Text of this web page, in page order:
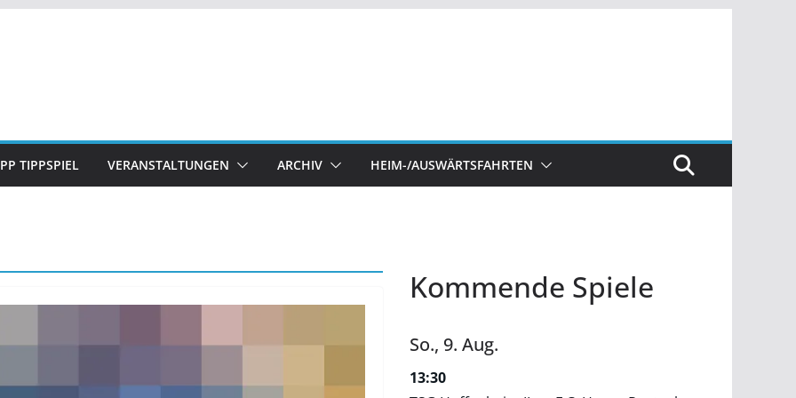
TIPPSPIEL VERANSTALTUNGEN ARCHIV HEIM-/AUSWÄRTSFAHRTEN
Kommende Spiele
So., 9. Aug.
13:30